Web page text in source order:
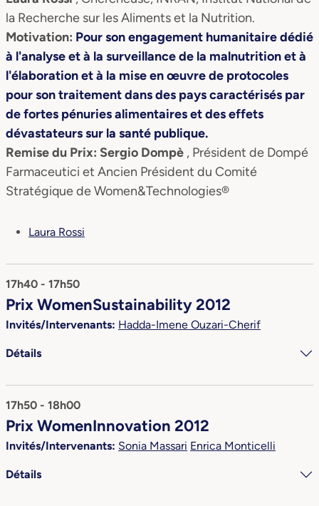
la Recherche sur les Aliments et la Nutrition.
Motivation: Pour son engagement humanitaire dédié
à l'analyse et à la surveillance de la malnutrition et à
l'élaboration et à la mise en œuvre de protocoles
pour son traitement dans des pays caractérisés par
de fortes pénuries alimentaires et des effets
dévastateurs sur la santé publique.
Remise du Prix: Sergio Dompè , Président de Dompé
Farmaceutici et Ancien Président du Comité
Stratégique de Women&Technologies®
Laura Rossi
17h40 - 17h50
Prix WomenSustainability 2012
Invités/Intervenants: Hadda-Imene Ouzari-Cherif
Détails
17h50 - 18h00
Prix WomenInnovation 2012
Invités/Intervenants: Sonia Massari Enrica Monticelli
Détails